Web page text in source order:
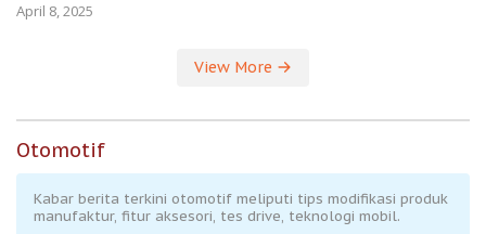
April 8, 2025
View More
Otomotif
Kabar berita terkini otomotif meliputi tips modifikasi produk
manufaktur, fitur aksesori, tes drive, teknologi mobil.